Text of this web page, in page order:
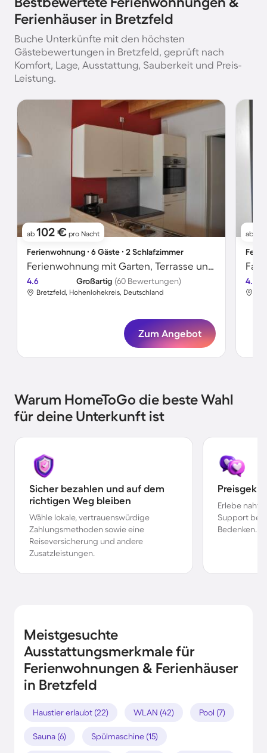
Ferienhäuser in Bretzfeld
Buche Unterkünfte mit den höchsten
Gästebewertungen in Bretzfeld, geprüft nach
Komfort, Lage, Ausstattung, Sauberkeit und Preis-
Leistung.
ab 102 € pro Nacht
Ferienwohnung ∙ 6 Gäste ∙ 2 Schlafzimmer
Ferienwohnung mit Garten, Terrasse und Grill
4.6 Großartig (60 Bewertungen)
Bretzfeld, Hohenlohekreis, Deutschland
Zum Angebot
ab
4.6
Warum HomeToGo die beste Wahl
für deine Unterkunft ist
Sicher bezahlen und auf dem
richtigen Weg bleiben
Wähle lokale, vertrauenswürdige
Zahlungsmethoden sowie eine
Reiseversicherung und andere
Zusatzleistungen.
Erlebe
Support bei
Bedenken.
Meistgesuchte
Ausstattungsmerkmale für
Ferienwohnungen & Ferienhäuser
in Bretzfeld
Haustier erlaubt (22) WLAN (42) Pool (7)
Sauna (6) Spülmaschine (15)